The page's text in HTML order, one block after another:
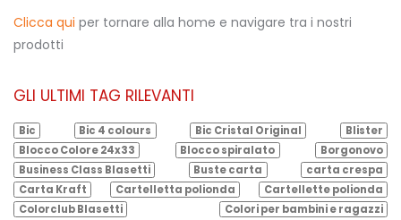
Clicca qui per tornare alla home e navigare tra i nostri
prodotti
GLI ULTIMI TAG RILEVANTI
Bic Bic 4 colours Bic Cristal Original
Blister
Blocco Colore 24x33
Blocco spiralato
Borgonovo
Business Class Blasetti
Buste carta
carta crespa
Carta Kraft
Cartelletta polionda
Cartellette polionda
Colorclub Blasetti
Colori per bambini e ragazzi